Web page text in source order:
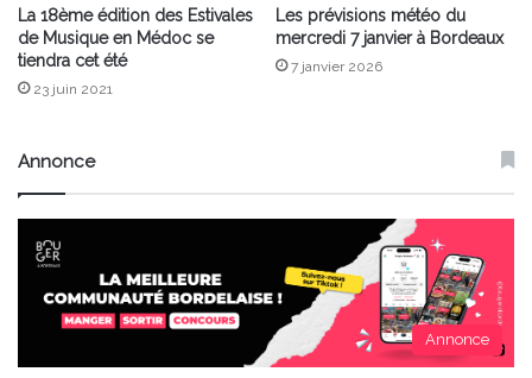
La 18ème édition des Estivales
de Musique en Médoc se
tiendra cet été
23 juin 2021
Les prévisions météo du
mercredi 7 janvier à Bordeaux
7 janvier 2026
Annonce
Annonce